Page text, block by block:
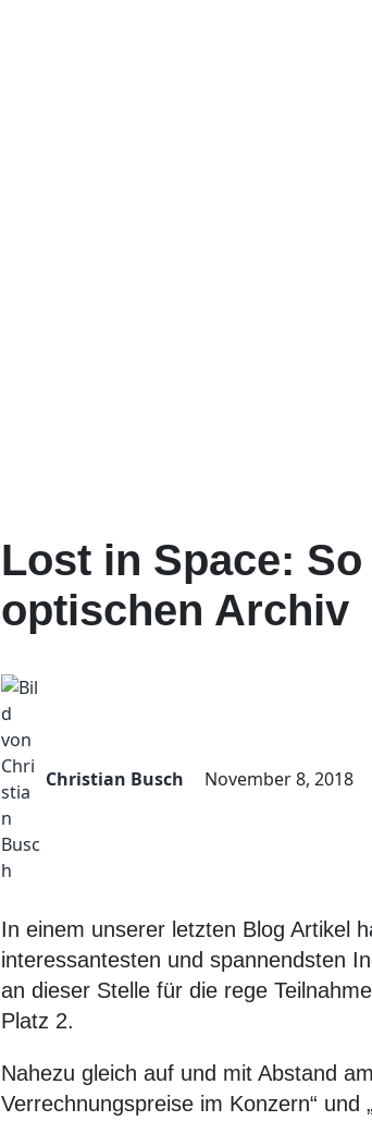
Lost in Space:
optischen Archiv
Christian Busch November 8, 2018
In einem unserer letzten Blog Artikel
interessantesten und spannendsten
an dieser Stelle für die rege
Platz 2.
Nahezu gleich auf und mit Abstand
Verrechnungspreise im Konzern“